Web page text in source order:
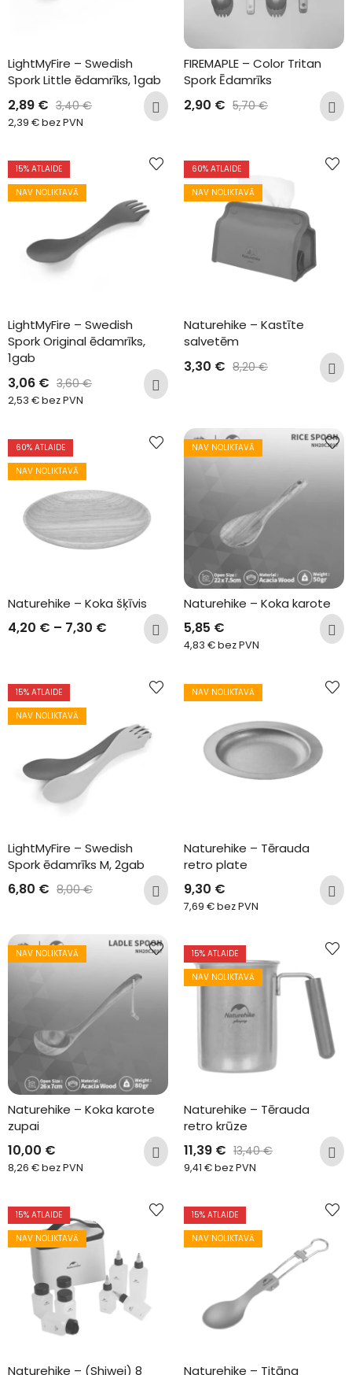
LightMyFire – Swedish
Spork Little ēdamrīks, 1gab
2,89 € 3,40€
2,39 €bez PVN
FIREMAPLE – Color Tritan
Spork Ēdamrīks
2,90 € 5,70€
15% ATLAIDE
NAV NOLIKTAVĀ
LightMyFire – Swedish
Spork Original ēdamrīks,
1gab
3,06 € 3,60€
2,53 €bez PVN
60% ATLAIDE
NAV NOLIKTAVĀ
Naturehike – Kastīte
salvetēm
3,30 € 8,20€
60% ATLAIDE
NAV NOLIKTAVĀ
Naturehike – Koka šķīvis
4,20 € – 7,30 €
NAV NOLIKTAVĀ
Naturehike – Koka karote
5,85 €
4,83 €bez PVN
15% ATLAIDE
NAV NOLIKTAVĀ
LightMyFire – Swedish
Spork ēdamrīks M, 2gab
6,80 € 8,00€
NAV NOLIKTAVĀ
Naturehike – Tērauda
retro plate
9,30 €
7,69 €bez PVN
NAV NOLIKTAVĀ
Naturehike – Koka karote
zupai
10,00 €
8,26 €bez PVN
15% ATLAIDE
NAV NOLIKTAVĀ
Naturehike – Tērauda
retro krūze
11,39 € 13,40€
9,41 €bez PVN
15% ATLAIDE
NAV NOLIKTAVĀ
Naturehike – (Shiwei) 8
15% ATLAIDE
NAV NOLIKTAVĀ
Naturehike – Titāna